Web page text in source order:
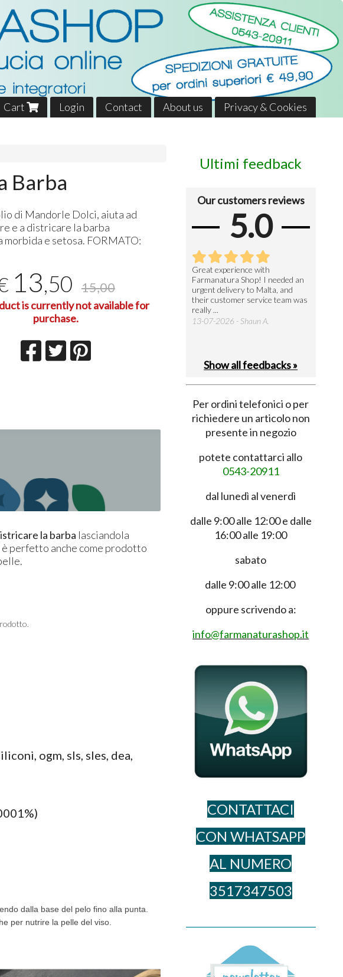
Cart Login Contact About us Privacy & Cookies
Barba
di Mandorle Dolci, aiuta ad
e a districare la barba
morbida e setosa. FORMATO:
13,50 15,00
is currently not available for
purchase.
la barba lasciandola
perfetto anche come prodotto
ogm, sls, sles, dea,
dalla base del pelo fino alla punta.
per nutrire la pelle del viso.
Ultimi feedback
Our customers reviews
5.0
Great experience with
Farmanatura Shop! I needed an
urgent delivery to Malta, and
their customer service team was
really ...
13-07-2026 - Shaun A.
Show all feedbacks »
Per ordini telefonici o per
richiedere un articolo non
presente in negozio
potete contattarci allo
0543-20911
dal lunedì al venerdì
dalle 9:00 alle 12:00 e dalle
16:00 alle 19:00
sabato
dalle 9:00 alle 12:00
oppure scrivendo a:
info@farmanaturashop.it
CONTATTACI
CON WHATSAPP
AL NUME​RO
3517347503